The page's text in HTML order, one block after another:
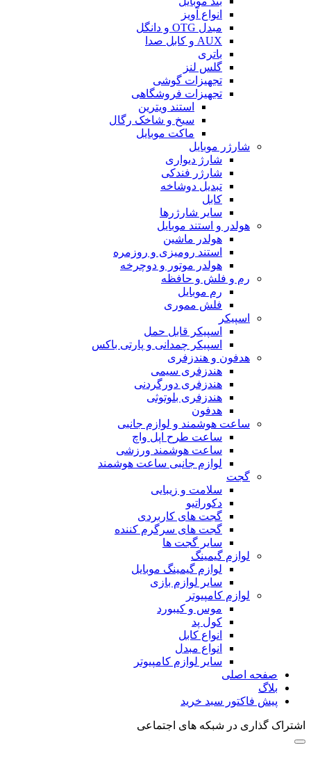
انواع آویز
مبدل OTG و دانگل
AUX و کابل صدا
باتری
گلس لنز
تجهیزات گوشی
تجهیزات فروشگاهی
استند ویترین
سیخ و شاخک رگال
ماکت موبایل
شارژر موبایل
شارژ دیواری
شارژر فندکی
تبدیل دوشاخه
کابل
سایر شارژرها
هولدر و استند موبایل
هولدر ماشین
استند رومیزی و روزمره
هولدر موتور و دوچرخه
رم و فلش و حافظه
رم موبایل
فلش مموری
اسپیکر
اسپیکر قابل حمل
اسپیکر چمدانی و پارتی باکس
هدفون و هندزفری
هندزفری سیمی
هندزفری دورگردنی
هندزفری بلوتوثی
هدفون
ساعت هوشمند و لوازم جانبی
ساعت طرح اپل واچ
ساعت هوشمند ورزشی
لوازم جانبی ساعت هوشمند
گجت
سلامت و زیبایی
دکوراتیو
گجت های کاربردی
گجت های سرگرم کننده
سایر گجت ها
لوازم گیمینگ
لوازم گیمینگ موبایل
سایر لوازم بازی
لوازم کامپیوتر
موس و کیبورد
کول پد
انواع کابل
انواع مبدل
سایر لوازم کامپیوتر
صفحه اصلی
بلاگ
پیش فاکتور سبد خرید
اشتراک گذاری در شبکه های اجتماعی